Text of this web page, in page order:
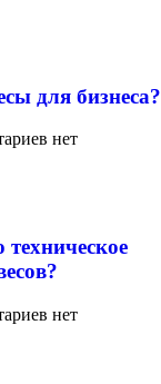
для бизнеса?
нет
нет